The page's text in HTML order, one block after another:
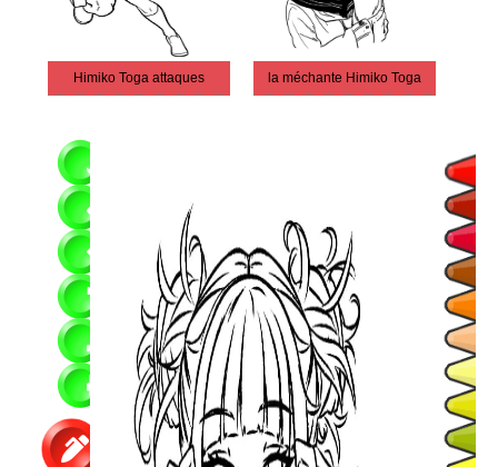
Himiko Toga attaques la méchante Himiko Toga